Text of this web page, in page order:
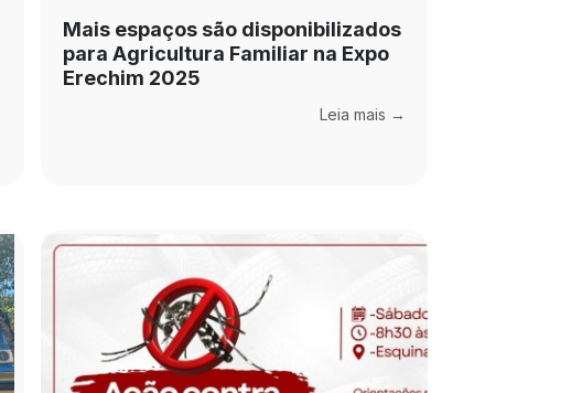
Mais espaços são disponibilizados
para Agricultura Familiar na Expo
Erechim 2025
Leia mais →